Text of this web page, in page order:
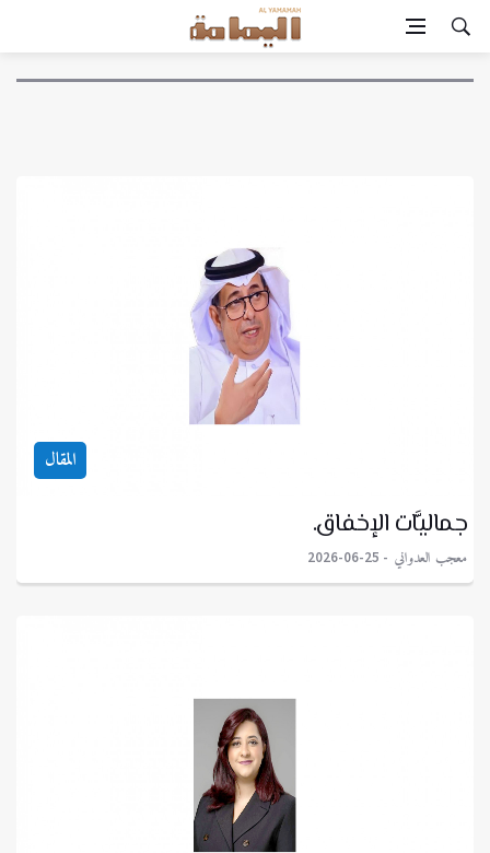
المقال
جماليَّات الإخفاق.
معجب العدواني 2026-06-25